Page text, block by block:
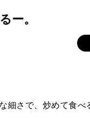
ー。
さで、炒めて食べ